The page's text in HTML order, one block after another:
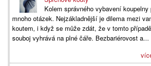
Kolem správného vybavení koupelny
mnoho otázek. Nejzákladnější je dilema mezi
koutem, i když se může zdát, že v tomto
souboj vyhrává na plné čáře. Bezbariérovost a...